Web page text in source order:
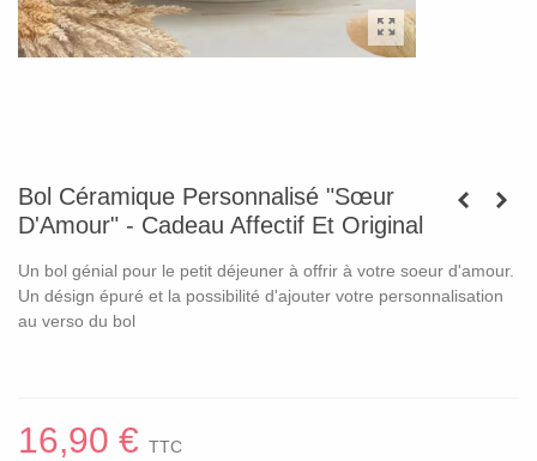
Bol Céramique Personnalisé "Sœur
D'Amour" - Cadeau Affectif Et Original
Un bol génial pour le petit déjeuner à offrir à votre soeur d'amour.
Un désign épuré et la possibilité d'ajouter votre personnalisation
au verso du bol
16,90 € TTC